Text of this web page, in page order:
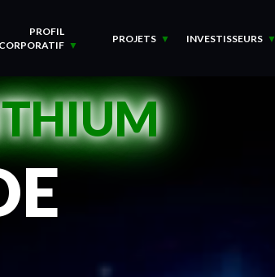
PROFIL
CORPORATIF
PROJETS INVESTISSEURS